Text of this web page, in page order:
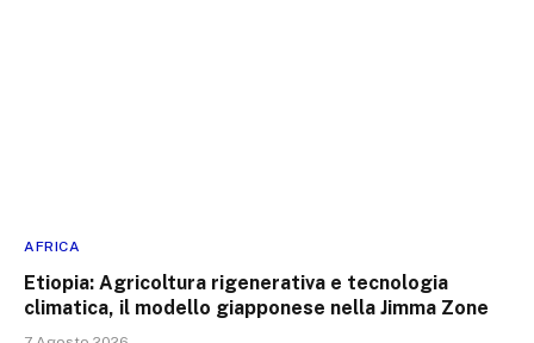
AFRICA
Etiopia: Agricoltura rigenerativa e tecnologia
climatica, il modello giapponese nella Jimma Zone